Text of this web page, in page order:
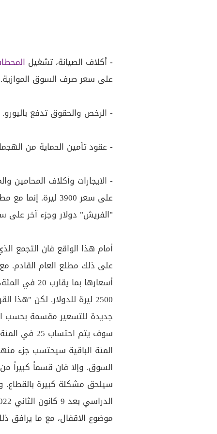
- أكلاف الصيانة، تشغيل
على سعر صرف السوق الموازية.
- الرخص والحقوق تدفع باليورو.
- عقود تأمين الحماية من
- الايجارات وأكلاف المحامين
على سعر 3900
"الفريش" دولار وجزء آخر على سعر 8000
أمام هذا الواقع فان التجمع
على ذلك مطلع العام القادم. مع
2500 ليرة للدولار. لكن
السوق. وإلا فان قسماً كبيراً
سيلحق مشكلة كبيرة بالقطاع.
موضوع الاقفال، مع ما يرافق